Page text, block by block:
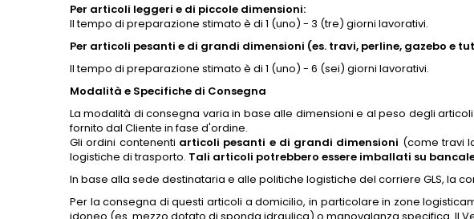
Per articoli leggeri e di piccole dimensioni:
Il tempo di preparazione stimato è di 1 (uno) - 3 (tre) giorni lavorativi.
Per articoli pesanti e di grandi dimensioni (es. travi, perline, gazebo e
Il tempo di preparazione stimato è di 1 (uno) - 6 (sei) giorni lavorativi.
Modalità e Specifiche di Consegna
La modalità di consegna varia in base alle dimensioni e al peso degli
fornito dal Cliente in fase d'ordine.
Gli ordini contenenti articoli pesanti e di grandi dimensioni (come travi
logistiche di trasporto. Tali articoli potrebbero essere imballati su
In base alla sede destinataria e alle politiche logistiche del corriere GLS, la
Per la consegna di questi articoli a domicilio, in particolare in zone